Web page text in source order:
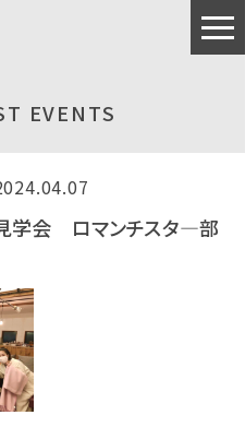
EVENTS
学会 ロマンチスタ—部